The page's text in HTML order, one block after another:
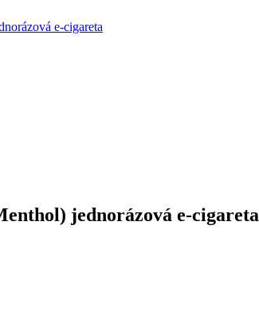
e-cigareta
jednorázová e-cigareta